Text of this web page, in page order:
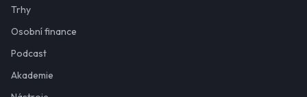
Trhy
Osobní finance
Podcast
Akademie